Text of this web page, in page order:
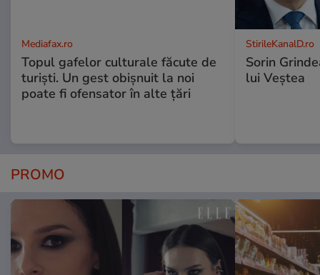
Mediafax.ro
Topul gafelor culturale făcute de
turiști. Un gest obișnuit la noi
poate fi ofensator în alte țări
StirileKanalD.ro
Sorin
lui Veștea
PROMO